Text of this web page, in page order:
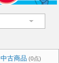
中古商品 (0点)